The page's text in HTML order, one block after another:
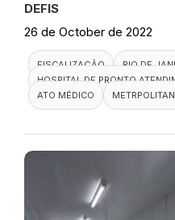
DEFIS
26 de October de 2022
FISCALIZAÇÃO
RIO DE
HOSPITAL DE PRONTO
ATO MÉDICO